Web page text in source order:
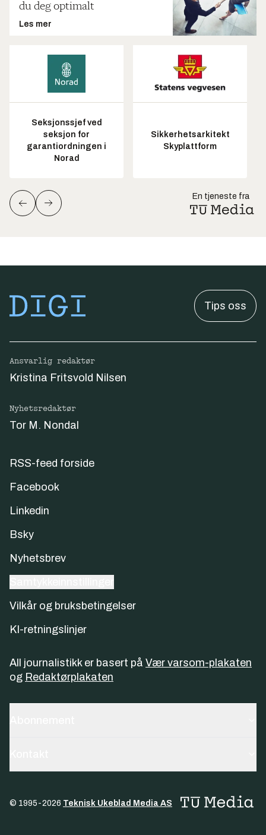
du deg optimalt
Les mer
Seksjonssjef ved
seksjon for
garantiordningen i
Norad
Sikkerhetsarkitekt
Skyplattform
En tjeneste fra
Tips oss
Ansvarlig redaktør
Kristina Fritsvold Nilsen
Nyhetsredaktør
Tor M. Nondal
RSS-feed forside
Facebook
Linkedin
Bsky
Nyhetsbrev
Vilkår og bruksbetingelser
KI-retningslinjer
All journalistikk er basert på Vær varsom-plakaten
og Redaktørplakaten
© 1995-2026 Teknisk Ukeblad Media AS